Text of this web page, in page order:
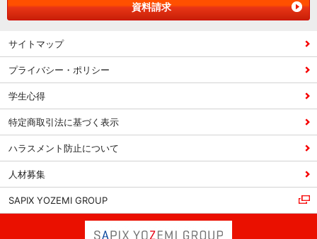
資料請求
サイトマップ
プライバシー・ポリシー
学生心得
特定商取引法に基づく表示
ハラスメント防止について
人材募集
SAPIX YOZEMI GROUP